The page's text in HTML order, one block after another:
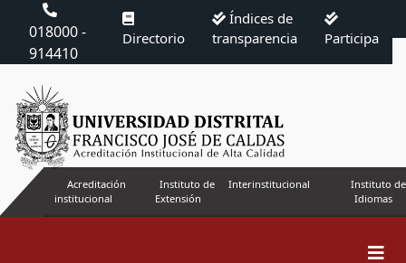
018000 -
914410
Directorio
Índices de
transparencia
Participa
Acreditación
institucional
Instituto de
Extensión
Interinstitucional
Instituto de
Idiomas